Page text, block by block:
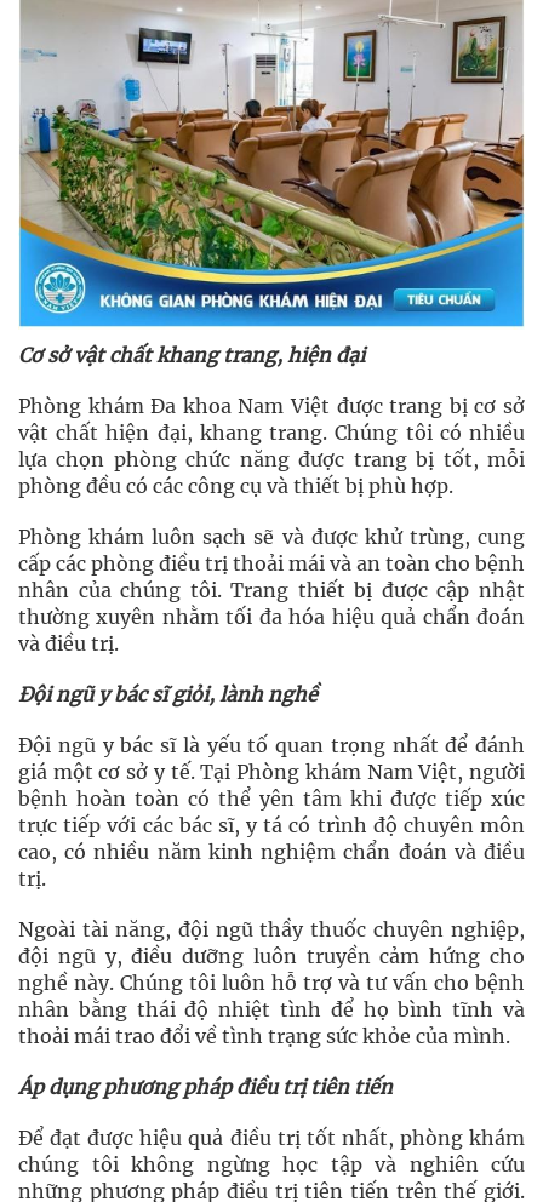
Cơ sở vật chất khang trang, hiện đại
Phòng khám Đa khoa Nam Việt được trang bị cơ sở
vật chất hiện đại, khang trang. Chúng tôi có nhiều
lựa chọn phòng chức năng được trang bị tốt, mỗi
phòng đều có các công cụ và thiết bị phù hợp.
Phòng khám luôn sạch sẽ và được khử trùng, cung
cấp các phòng điều trị thoải mái và an toàn cho bệnh
nhân của chúng tôi. Trang thiết bị được cập nhật
thường xuyên nhằm tối đa hóa hiệu quả chẩn đoán
và điều trị.
Đội ngũ y bác sĩ giỏi, lành nghề
Đội ngũ y bác sĩ là yếu tố quan trọng nhất để đánh
giá một cơ sở y tế. Tại Phòng khám Nam Việt, người
bệnh hoàn toàn có thể yên tâm khi được tiếp xúc
trực tiếp với các bác sĩ, y tá có trình độ chuyên môn
cao, có nhiều năm kinh nghiệm chẩn đoán và điều
trị.
Ngoài tài năng, đội ngũ thầy thuốc chuyên nghiệp,
đội ngũ y, điều dưỡng luôn truyền cảm hứng cho
nghề này. Chúng tôi luôn hỗ trợ và tư vấn cho bệnh
nhân bằng thái độ nhiệt tình để họ bình tĩnh và
thoải mái trao đổi về tình trạng sức khỏe của mình.
Áp dụng phương pháp điều trị tiên tiến
Để đạt được hiệu quả điều trị tốt nhất, phòng khám
chúng tôi không ngừng học tập và nghiên cứu
những phương pháp điều trị tiên tiến trên thế giới.